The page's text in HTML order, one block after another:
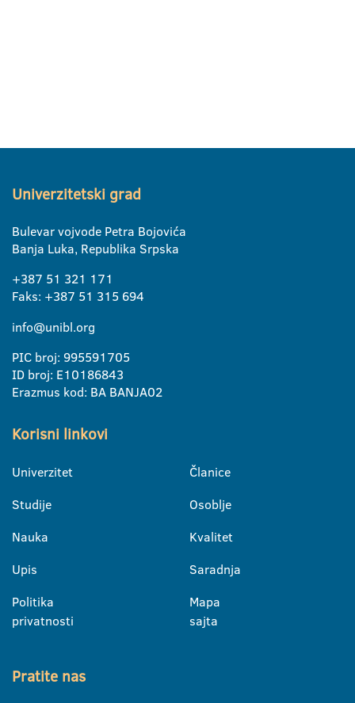
Univerzitetski grad
Bulevar vojvode Petra Bojovića
Banja Luka, Republika Srpska
+387 51 321 171
Faks: +387 51 315 694
info@unibl.org
PIC broj: 995591705
ID broj: E10186843
Erazmus kod: BA BANJA02
Korisni linkovi
Univerzitet
Studije
Nauka
Upis
Politika
privatnosti
Članice
Osoblje
Kvalitet
Saradnja
Mapa
sajta
Pratite nas